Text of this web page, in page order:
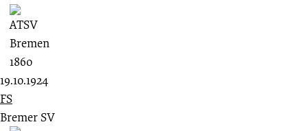
19.10.1924
FS
Bremer SV